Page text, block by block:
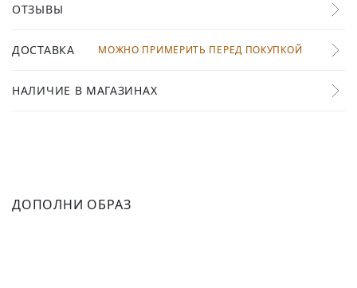
ОТЗЫВЫ
ДОСТАВКА МОЖНО ПРИМЕРИТЬ ПЕРЕД ПОКУПКОЙ
НАЛИЧИЕ В МАГАЗИНАХ
ДОПОЛНИ ОБРАЗ